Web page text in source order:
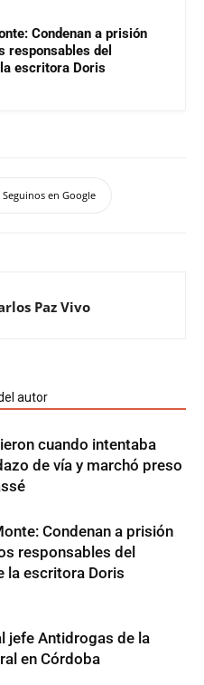
Condenan a prisión
responsables del
escritora Doris
Seguinos en Google
Paz Vivo
autor
cuando intentaba
de vía y marchó preso
Condenan a prisión
responsables del
la escritora Doris
jefe Antidrogas de la
en Córdoba